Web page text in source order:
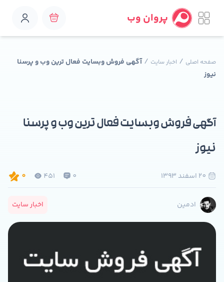
پروان وب
صفحه اصلی / اخبار سایت /آگهی فروش وبسایت فعال ترین وب و پرسنا
نیوز
0
451
0
آگهی فروش وبسایت فعال ترین وب و پرسنا
نیوز
ادمین اخبار سایت